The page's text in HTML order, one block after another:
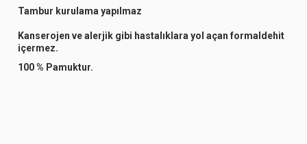
Tambur kurulama yapılmaz
Kanserojen ve alerjik gibi hastalıklara yol açan formaldehit
içermez.
100 % Pamuktur.